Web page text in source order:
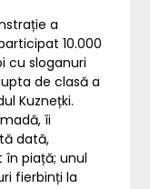
a
10.000
cu ​​sloganuri
de clasă a
Kuznețki.
îi
dată,
în piață; unul
fierbinți la